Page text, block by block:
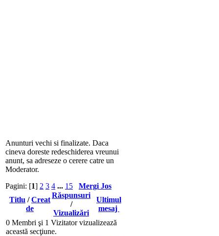
Anunturi vechi si finalizate. Daca
cineva doreste redeschiderea vreunui
anunt, sa adreseze o cerere catre un
Moderator.
Pagini: [1] 2 3 4 ... 15
Mergi Jos
Titlu /Creat
de
Răspunsuri
/
Vizualizări
Ultimul
mesaj
0 Membri şi 1 Vizitator vizualizează
această secţiune.